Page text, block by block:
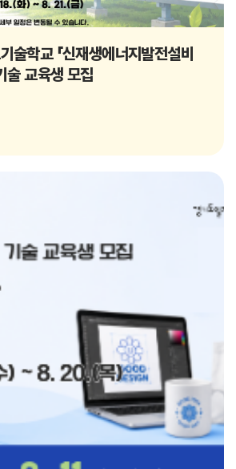
학교 「신재생에너지발전설비
술 교육생 모집